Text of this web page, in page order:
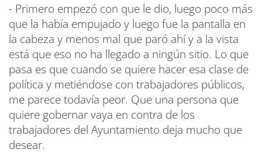
- Primero empezó con que le dio, luego poco más
que la había empujado y luego fue la pantalla en
la cabeza y menos mal que paró ahí y a la vista
está que eso no ha llegado a ningún sitio. Lo que
pasa es que cuando se quiere hacer esa clase de
política y metiéndose con trabajadores públicos,
me parece todavía peor. Que una persona que
quiere gobernar vaya en contra de los
trabajadores del Ayuntamiento deja mucho que
desear.